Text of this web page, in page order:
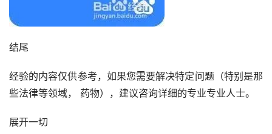
结尾
经验的内容仅供参考，如果您需要解决特定问题（特别是那
些法律等领域， 药物），建议咨询详细的专业专业人士。
展开一切